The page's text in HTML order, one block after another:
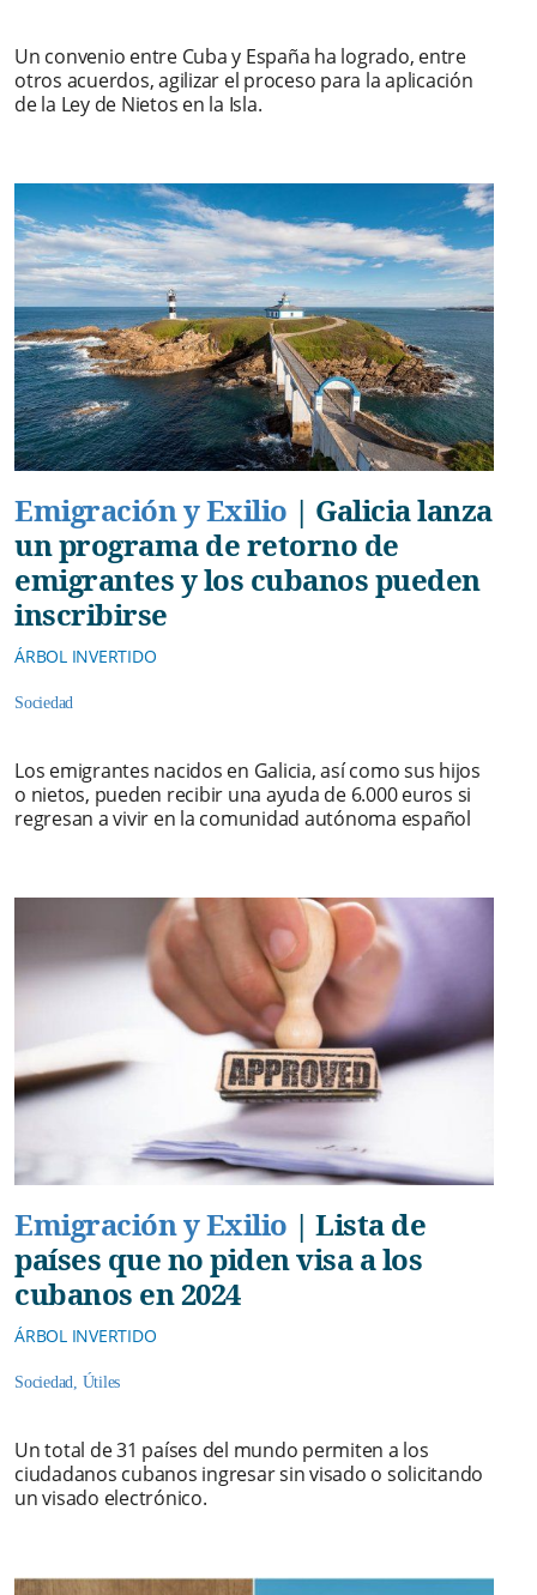
Un convenio entre Cuba y España ha logrado, entre
otros acuerdos, agilizar el proceso para la aplicación
de la Ley de Nietos en la Isla.
Emigración y Exilio | Galicia lanza
un programa de retorno de
emigrantes y los cubanos pueden
inscribirse
ÁRBOL INVERTIDO
Sociedad
Los emigrantes nacidos en Galicia, así como sus hijos
o nietos, pueden recibir una ayuda de 6.000 euros si
regresan a vivir en la comunidad autónoma español
Emigración y Exilio | Lista de
países que no piden visa a los
cubanos en 2024
ÁRBOL INVERTIDO
Sociedad, Útiles
Un total de 31 países del mundo permiten a los
ciudadanos cubanos ingresar sin visado o solicitando
un visado electrónico.